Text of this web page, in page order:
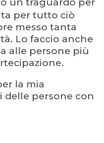
per tutto ciò
messo tanta
Lo faccio anche
alle persone più
la mia
delle persone con